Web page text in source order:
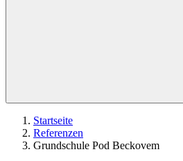
Startseite
Referenzen
Grundschule Pod Beckovem